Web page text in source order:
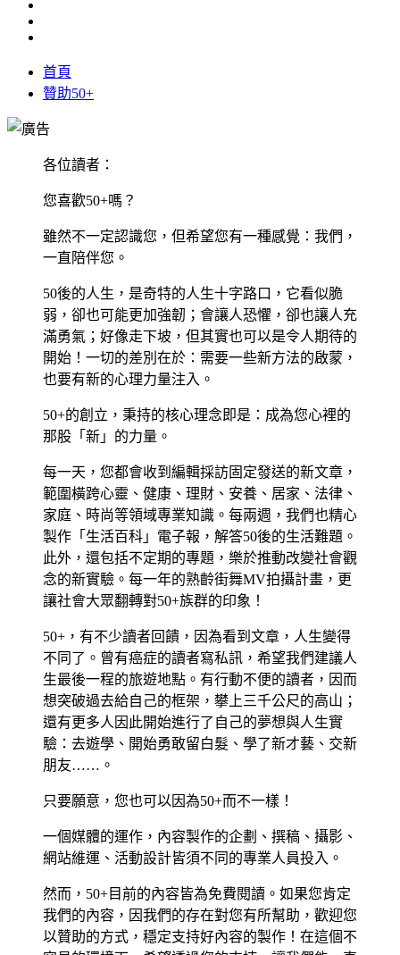
首頁
贊助50+
各位讀者：
您喜歡50+嗎？
雖然不一定認識您，但希望您有一種感覺：我們，
一直陪伴您。
50後的人生，是奇特的人生十字路口，它看似脆
弱，卻也可能更加強韌；會讓人恐懼，卻也讓人充
滿勇氣；好像走下坡，但其實也可以是令人期待的
開始！一切的差別在於：需要一些新方法的啟蒙，
也要有新的心理力量注入。
50+的創立，秉持的核心理念即是：成為您心裡的
那股「新」的力量。
每一天，您都會收到編輯採訪固定發送的新文章，
範圍橫跨心靈、健康、理財、安養、居家、法律、
家庭、時尚等領域專業知識。每兩週，我們也精心
製作「生活百科」電子報，解答50後的生活難題。
此外，還包括不定期的專題，樂於推動改變社會觀
念的新實驗。每一年的熟齡街舞MV拍攝計畫，更
讓社會大眾翻轉對50+族群的印象！
50+，有不少讀者回饋，因為看到文章，人生變得
不同了。曾有癌症的讀者寫私訊，希望我們建議人
生最後一程的旅遊地點。有行動不便的讀者，因而
想突破過去給自己的框架，攀上三千公尺的高山；
還有更多人因此開始進行了自己的夢想與人生實
驗：去遊學、開始勇敢留白髮、學了新才藝、交新
朋友……。
只要願意，您也可以因為50+而不一樣！
一個媒體的運作，內容製作的企劃、撰稿、攝影、
網站維運、活動設計皆須不同的專業人員投入。
然而，50+目前的內容皆為免費閱讀。如果您肯定
我們的內容，因我們的存在對您有所幫助，歡迎您
以贊助的方式，穩定支持好內容的製作！在這個不